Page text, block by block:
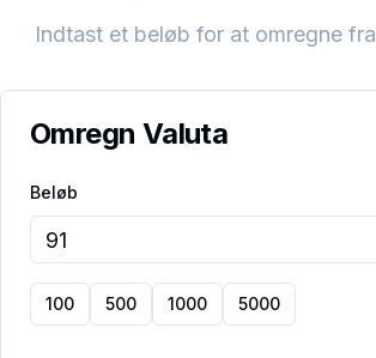
Indtast et beløb for at omregne fra
Omregn Valuta
Beløb
100 500 1000 5000